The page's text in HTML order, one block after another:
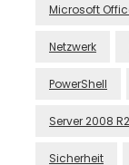
Microsoft
Netzwerk
PowerShell
Server 2008 R2
Sicherheit